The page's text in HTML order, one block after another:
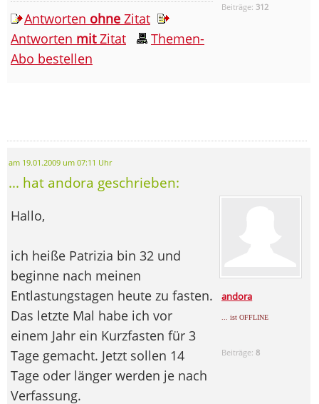
Beiträge:312
Antworten ohne Zitat
Antworten mitZitat
Themen-
Abo bestellen
am 19.01.2009 um 07:11 Uhr
... hat andora geschrieben:
andora
... ist OFFLINE
Beiträge:8
Hallo,
ich heiße Patrizia bin 32 und
beginne nach meinen
Entlastungstagen heute zu fasten.
Das letzte Mal habe ich vor
einem Jahr ein Kurzfasten für 3
Tage gemacht. Jetzt sollen 14
Tage oder länger werden je nach
Verfassung.